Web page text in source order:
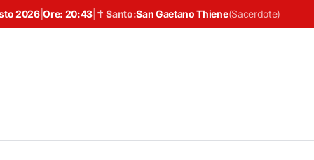
2026|Ore: 20:43 ✝ Santo:San Gaetano Thiene(Sacerdote)